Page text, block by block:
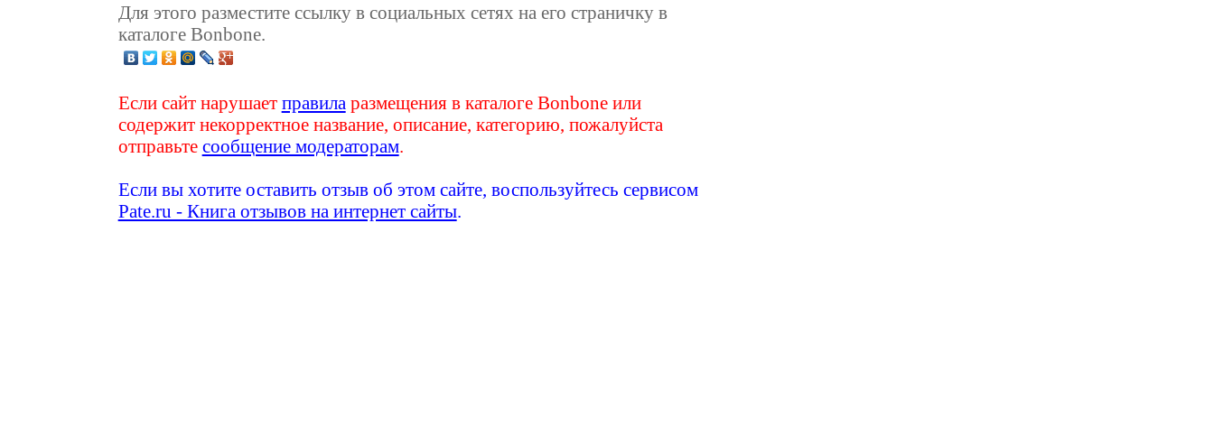
Для этого разместите ссылку в социальных сетях на его страничку в
каталоге Bonbone.
Если сайт нарушает правила размещения в каталоге Bonbone или
содержит некорректное название, описание, категорию, пожалуйста
отправьте сообщение модераторам.
Если вы хотите оставить отзыв об этом сайте, воспользуйтесь сервисом
Pate.ru - Книга отзывов на интернет сайты.